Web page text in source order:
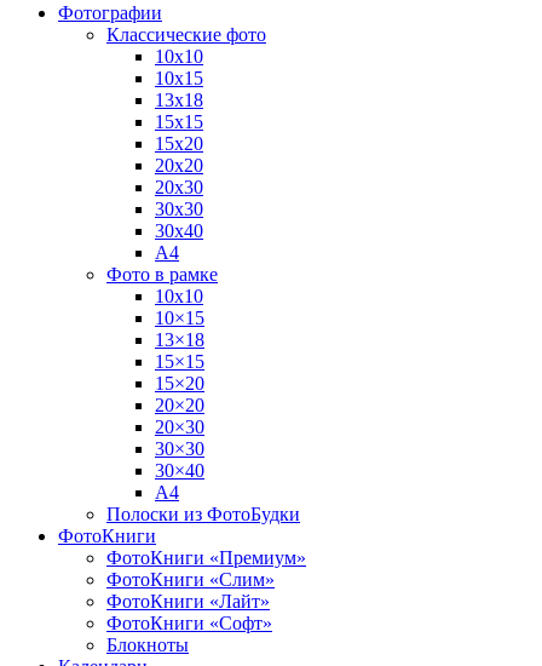
Фотографии
Классические фото
10х10
10х15
13х18
15х15
15х20
20х20
20х30
30х30
30х40
А4
Фото в рамке
10х10
10×15
13×18
15×15
15×20
20×20
20×30
30×30
30×40
A4
Полоски из ФотоБудки
ФотоКниги
ФотоКниги «Премиум»
ФотоКниги «Слим»
ФотоКниги «Лайт»
ФотоКниги «Софт»
Блокноты